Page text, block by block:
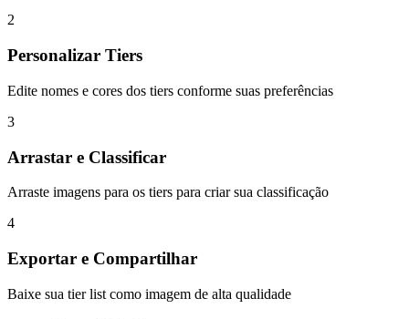
2
Personalizar Tiers
Edite nomes e cores dos tiers conforme suas preferências
3
Arrastar e Classificar
Arraste imagens para os tiers para criar sua classificação
4
Exportar e Compartilhar
Baixe sua tier list como imagem de alta qualidade